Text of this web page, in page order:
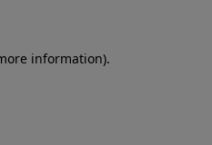
information).